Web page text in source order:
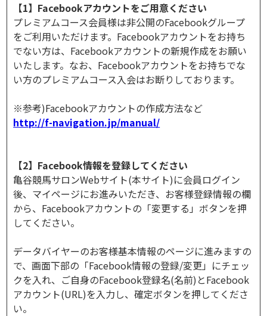
【1】Facebookアカウントをご用意ください
プレミアムコース会員様は非公開のFacebookグループ
をご利用いただけます。Facebookアカウントをお持ち
でない方は、Facebookアカウントの新規作成をお願い
いたします。なお、Facebookアカウントをお持ちでな
い方のプレミアムコース入会はお断りしております。
※参考)Facebookアカウントの作成方法など
http://f-navigation.jp/manual/
【2】Facebook情報を登録してください
亀谷競馬サロンWebサイト(本サイト)に会員ログイン
後、マイページにお進みいただき、お客様登録情報の欄
から、Facebookアカウントの「変更する」ボタンを押
してください。
データバイヤーのお客様基本情報のページに進みますの
で、画面下部の「Facebook情報の登録/変更」にチェッ
クを入れ、ご自身のFacebook登録名(名前)とFacebook
アカウント(URL)を入力し、確定ボタンを押してくださ
い。